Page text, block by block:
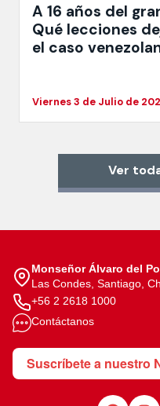
A 16 años del
Qué lecciones
el caso
Viernes 3 de Julio de
Ver
Monseñor Álvaro del
Las Condes, Santiago,
+56 2 2618 1000
Contáctanos
Suscríbete a nuestro